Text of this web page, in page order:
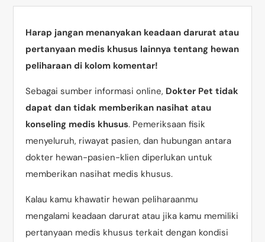
Harap jangan menanyakan keadaan darurat atau
pertanyaan medis khusus lainnya tentang hewan
peliharaan di kolom komentar!
Sebagai sumber informasi online, Dokter Pet tidak
dapat dan tidak memberikan nasihat atau
konseling medis khusus. Pemeriksaan fisik
menyeluruh, riwayat pasien, dan hubungan antara
dokter hewan-pasien-klien diperlukan untuk
memberikan nasihat medis khusus.
Kalau kamu khawatir hewan peliharaanmu
mengalami keadaan darurat atau jika kamu memiliki
pertanyaan medis khusus terkait dengan kondisi